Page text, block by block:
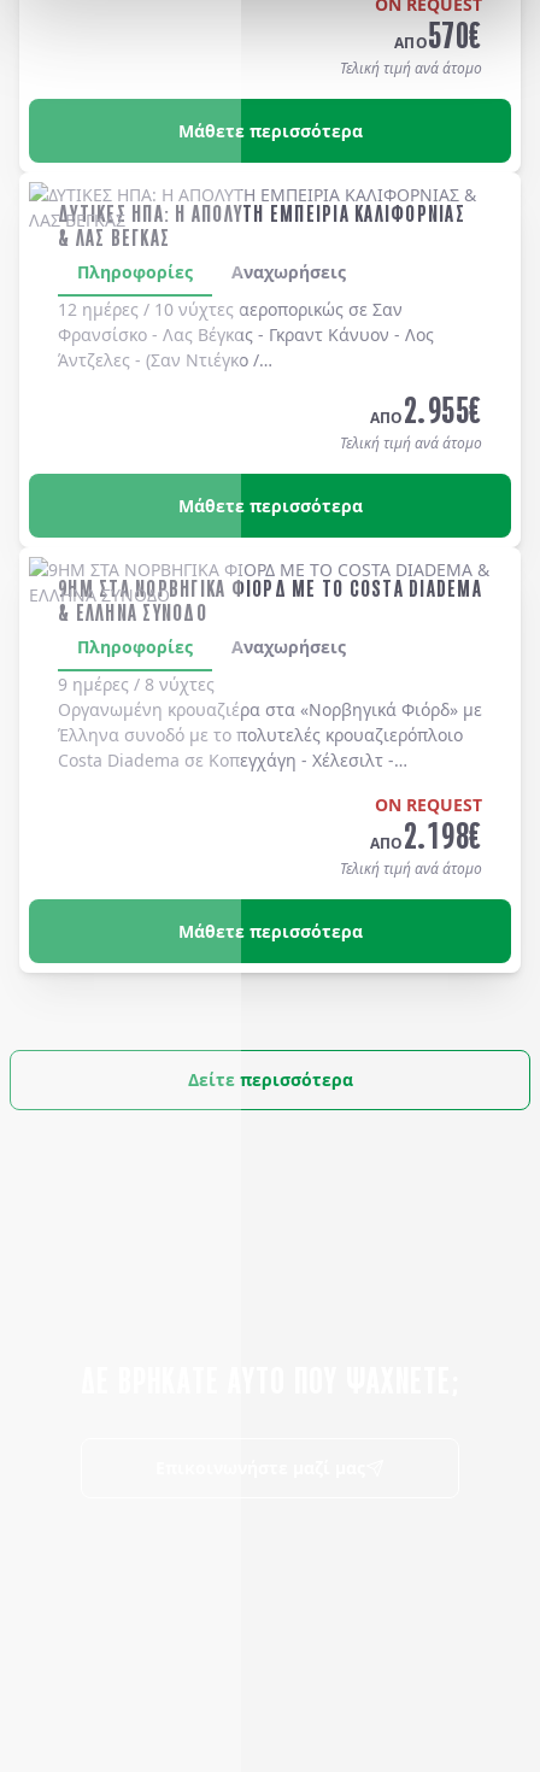
ΑΠΟ570€
Τελική τιμή ανά άτομο
Μάθετε περισσότερα
ΔΥΤΙΚΕΣ ΗΠΑ: Η ΑΠΟΛΥΤΗ ΕΜΠΕΙΡΙΑ ΚΑΛΙΦΟΡΝΙΑΣ
& ΛΑΣ ΒΕΓΚΑΣ
Πληροφορίες
Αναχωρήσεις
12 ημέρες / 10 νύχτες αεροπορικώς σε Σαν
Φρανσίσκο - Λας Βέγκας - Γκραντ Κάνυον - Λος
Άντζελες - (Σαν Ντιέγκο /
. Διαμονή σε
ΑΠΟ2.955€
Τελική τιμή ανά άτομο
Μάθετε περισσότερα
9ΗΜ ΣΤΑ ΝΟΡΒΗΓΙΚΑ ΦΙΟΡΔ ΜΕ ΤΟ COSTA DIADEMA
& ΕΛΛΗΝΑ ΣΥΝΟΔΟ
Πληροφορίες
Αναχωρήσεις
9 ημέρες / 8 νύχτες
Οργανωμένη κρουαζιέρα στα «Νορβηγικά Φιόρδ» με
Έλληνα συνοδό με το πολυτελές κρουαζιερόπλοιο
Costa Diadema σε Κοπεγχάγη - Χέλεσιλτ -
ON REQUEST
ΑΠΟ2.198€
Τελική τιμή ανά άτομο
Μάθετε περισσότερα
Δείτε περισσότερα